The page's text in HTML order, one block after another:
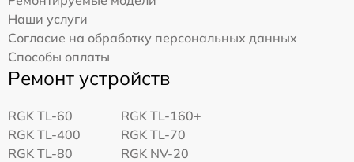
Наши услуги
Согласие на обработку персональных данных
Способы оплаты
Ремонт устройств
RGK TL-60
RGK TL-160+
RGK TL-400
RGK TL-70
RGK TL-80
RGK NV-20